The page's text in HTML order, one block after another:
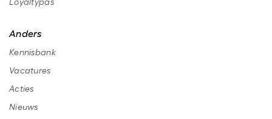
Anders
Kennisbank
Vacatures
Acties
Nieuws